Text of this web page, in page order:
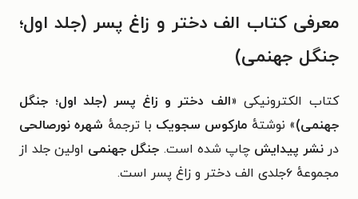
معرفی کتاب الف دختر و زاغ پسر (جلد اول؛
جنگل جهنمی)
کتاب الکترونیکی «الف دختر و زاغ پسر (جلد اول؛ جنگل
جهنمی)» نوشتهٔ مارکوس سجویک با ترجمهٔ شهره نورصالحی
درنشر پیدایش چاپ شده است. جنگل جهنمی اولین جلد از
مجموعهٔ ۶‌جلدی الف دختر و زاغ پسر است.